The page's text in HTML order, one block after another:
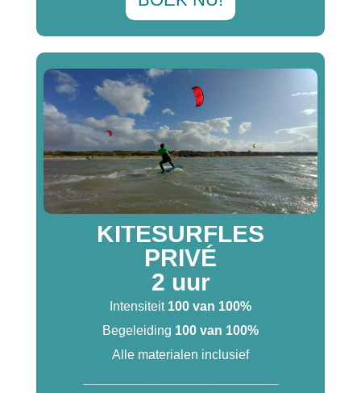
KITESURFLES
PRIVÉ
2 uur
Intensiteit 100 van 100%
Begeleiding 100 van 100%
Alle materialen inclusief